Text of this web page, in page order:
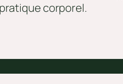
corporel.